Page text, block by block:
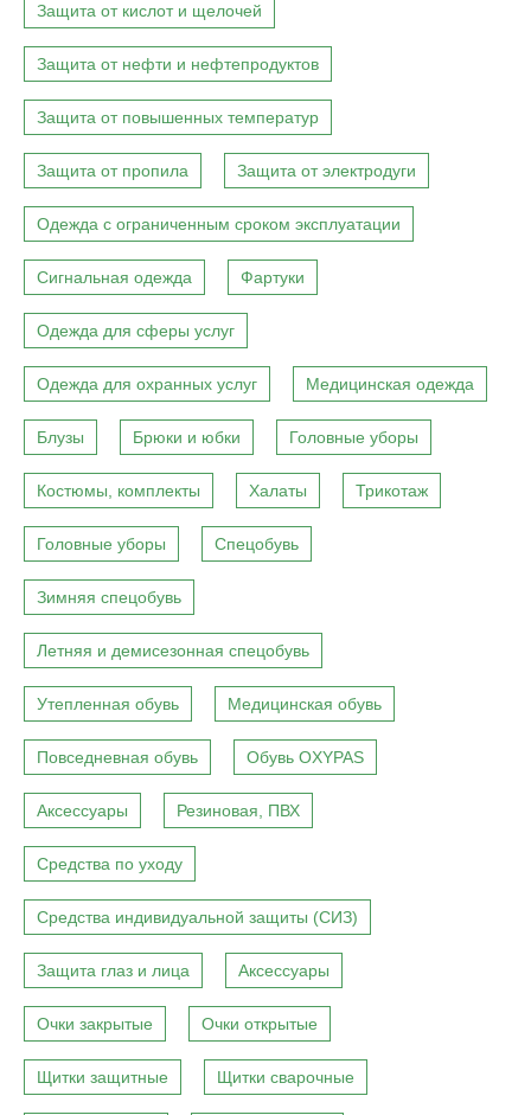
Защита от кислот и щелочей
Защита от нефти и нефтепродуктов
Защита от повышенных температур
Защита от пропила Защита от электродуги
Одежда с ограниченным сроком эксплуатации
Сигнальная одежда Фартуки
Одежда для сферы услуг
Одежда для охранных услуг Медицинская одежда
Блузы Брюки и юбки Головные уборы
Костюмы, комплекты Халаты Трикотаж
Головные уборы Спецобувь
Зимняя спецобувь
Летняя и демисезонная спецобувь
Утепленная обувь Медицинская обувь
Повседневная обувь Обувь OXYPAS
Аксессуары Резиновая, ПВХ
Средства по уходу
Средства индивидуальной защиты (СИЗ)
Защита глаз и лица Аксессуары
Очки закрытые Очки открытые
Щитки защитные Щитки сварочные